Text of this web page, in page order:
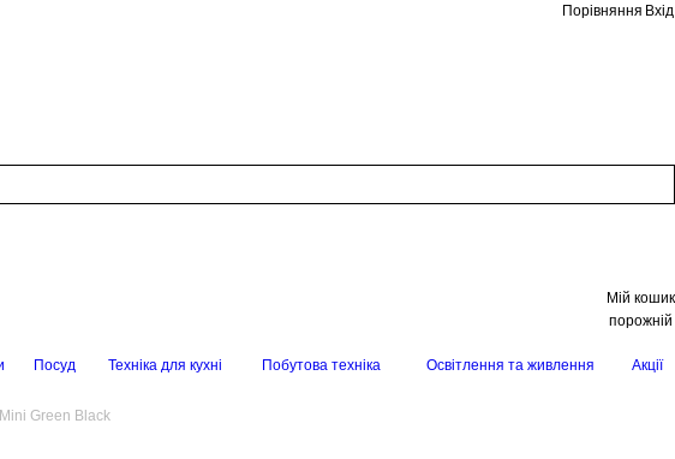
Порівняння Вхід
Мій кошик
порожній
Посуд Техніка для кухні Побутова техніка Освітлення та живлення Акції
Green Black